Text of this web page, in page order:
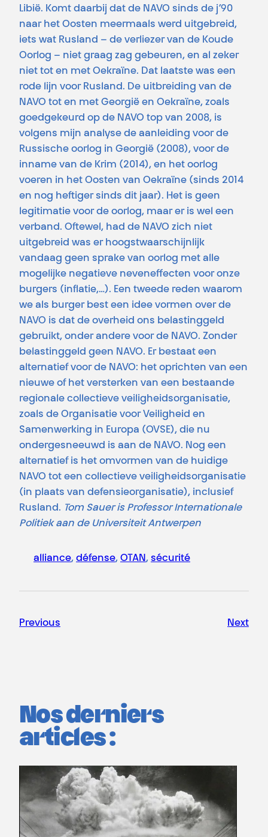
Libië. Komt daarbij dat de NAVO sinds de j’90
naar het Oosten meermaals werd uitgebreid,
iets wat Rusland – de verliezer van de Koude
Oorlog – niet graag zag gebeuren, en al zeker
niet tot en met Oekraïne. Dat laatste was een
rode lijn voor Rusland. De uitbreiding van de
NAVO tot en met Georgië en Oekraïne, zoals
goedgekeurd op de NAVO top van 2008, is
volgens mijn analyse de aanleiding voor de
Russische oorlog in Georgië (2008), voor de
inname van de Krim (2014), en het oorlog
voeren in het Oosten van Oekraïne (sinds 2014
en nog heftiger sinds dit jaar). Het is geen
legitimatie voor de oorlog, maar er is wel een
verband. Oftewel, had de NAVO zich niet
uitgebreid was er hoogstwaarschijnlijk
vandaag geen sprake van oorlog met alle
mogelijke negatieve neveneffecten voor onze
burgers (inflatie,…). Een tweede reden waarom
we als burger best een idee vormen over de
NAVO is dat de overheid ons belastinggeld
gebruikt, onder andere voor de NAVO. Zonder
belastinggeld geen NAVO. Er bestaat een
alternatief voor de NAVO: het oprichten van een
nieuwe of het versterken van een bestaande
regionale collectieve veiligheidsorganisatie,
zoals de Organisatie voor Veiligheid en
Samenwerking in Europa (OVSE), die nu
ondergesneeuwd is aan de NAVO. Nog een
alternatief is het omvormen van de huidige
NAVO tot een collectieve veiligheidsorganisatie
(in plaats van defensieorganisatie), inclusief
Rusland. Tom Sauer is Professor Internationale
Politiek aan de Universiteit Antwerpen
alliance, défense, OTAN , sécurité
Previous Next
Nos derniers
articles :